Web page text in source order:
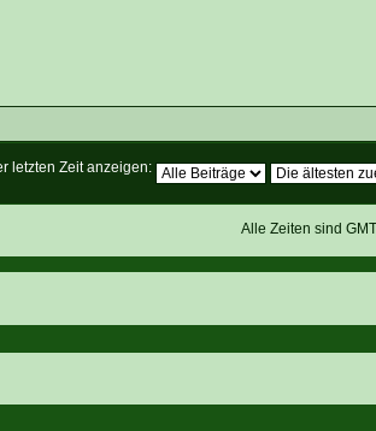
letzten Zeit anzeigen:
Alle Zeiten sind